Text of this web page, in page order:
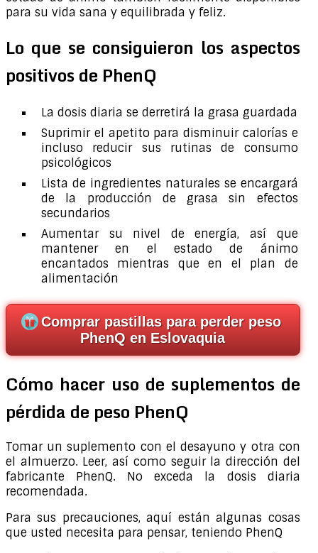
para su vida sana y equilibrada y feliz.
Lo que se consiguieron los aspectos
positivos de PhenQ
La dosis diaria se derretirá la grasa guardada
Suprimir el apetito para disminuir calorías e
incluso reducir sus rutinas de consumo
psicológicos
Lista de ingredientes naturales se encargará
de la producción de grasa sin efectos
secundarios
Aumentar su nivel de energía, así que
mantener en el estado de ánimo
encantados mientras que en el plan de
alimentación
Comprar pastillas para perder peso
PhenQ en Eslovaquia
Cómo hacer uso de suplementos de
pérdida de peso PhenQ
Tomar un suplemento con el desayuno y otra con
el almuerzo. Leer, así como seguir la dirección del
fabricante PhenQ. No exceda la dosis diaria
recomendada.
Para sus precauciones, aquí están algunas cosas
que usted necesita para pensar, teniendo PhenQ